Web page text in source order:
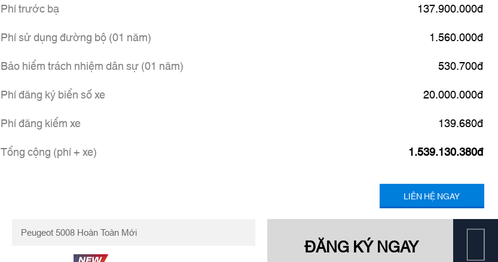
Phí trước bạ
137.900.000đ
Phí sử dụng đường bộ (01 năm)
1.560.000đ
Bảo hiểm trách nhiệm dân sự (01 năm)
530.700đ
Phí đăng ký biển số xe
20.000.000đ
Phí đăng kiểm xe
139.680đ
Tổng cộng (phí + xe)
1.539.130.380đ
LIÊN HỆ NGAY
ĐĂNG KÝ NGAY